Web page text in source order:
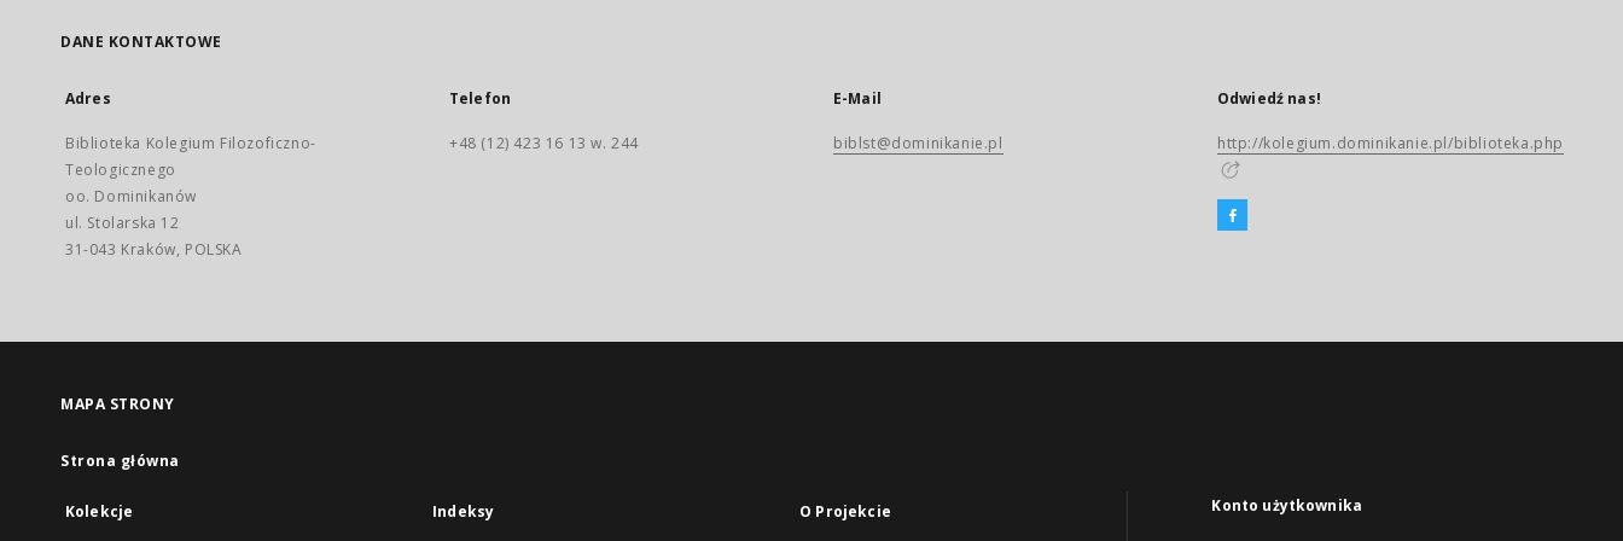
DANE KONTAKTOWE
Adres
Biblioteka Kolegium Filozoficzno-
Teologicznego
oo. Dominikanów
ul. Stolarska 12
31-043 Kraków, POLSKA
Telefon
+48 (12) 423 16 13 w. 244
E-Mail
biblst@dominikanie.pl
Odwiedź nas!
http://kolegium.dominikanie.pl/biblioteka.php
MAPA STRONY
Strona główna
Kolekcje Indeksy O Projekcie Konto użytkownika